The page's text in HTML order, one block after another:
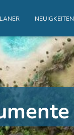
NEUIGKEITEN